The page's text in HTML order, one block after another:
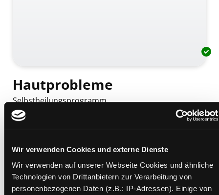
Wir verwenden Cookies und externe Dienste
Wir verwenden auf unserer Webseite Cookies und ähnliche
Technologien von Drittanbietern zur Verarbeitung von
personenbezogenen Daten (z.B.: IP-Adressen). Einige von
Hautprobleme
Selbstheilungsprogramm
Mediengruppe:
Verfasser:
Mehr Informationen ein-/ausblenden